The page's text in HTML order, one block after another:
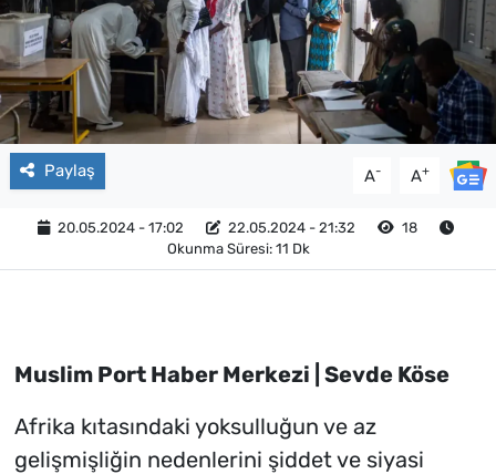
Paylaş A- A+
20.05.2024 - 17:02 22.05.2024 - 21:32
18
Okunma Süresi: 11 Dk
Muslim Port Haber Merkezi | Sevde Köse
Afrika kıtasındaki yoksulluğun ve az
gelişmişliğin nedenlerini şiddet ve siyasi